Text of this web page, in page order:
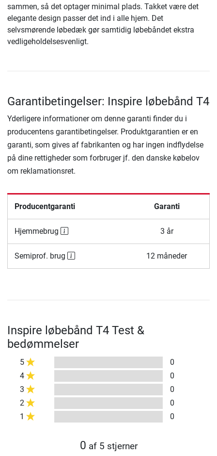
sammen, så det optager minimal plads. Takket være det
elegante design passer det ind i alle hjem. Det
selvsmørende løbedæk gør samtidig løbebåndet ekstra
vedligeholdelsesvenligt.
Garantibetingelser: Inspire løbebånd T4
Yderligere informationer om denne garanti finder du i
producentens garantibetingelser. Produktgarantien er en
garanti, som gives af fabrikanten og har ingen indflydelse
på dine rettigheder som forbruger jf. den danske købelov
om reklamationsret.
Producentgaranti Garanti
Hjemmebrug 3 år
Semiprof. brug 12 måneder
Inspire løbebånd T4 Test &
bedømmelser
5
0
4
0
3
0
2
0
1
0
0 af 5 stjerner